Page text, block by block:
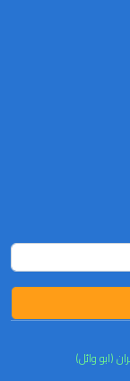
(ابو وائل)